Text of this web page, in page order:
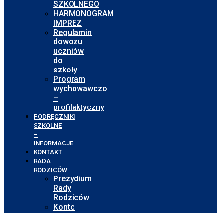
SZKOLNEGO
HARMONOGRAM
IMPREZ
Regulamin
dowozu
uczniów
do
szkoły
Program
wychowawczo
–
profilaktyczny
PODRĘCZNIKI
SZKOLNE
–
INFORMACJE
KONTAKT
RADA
RODZICÓW
Prezydium
Rady
Rodziców
Konto